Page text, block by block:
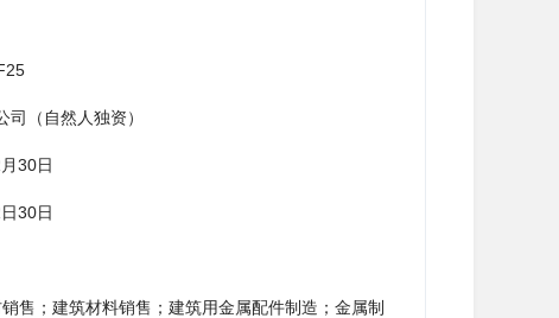
司（自然人独资）
30日
30日
售；建筑材料销售；建筑用金属配件制造；金属制